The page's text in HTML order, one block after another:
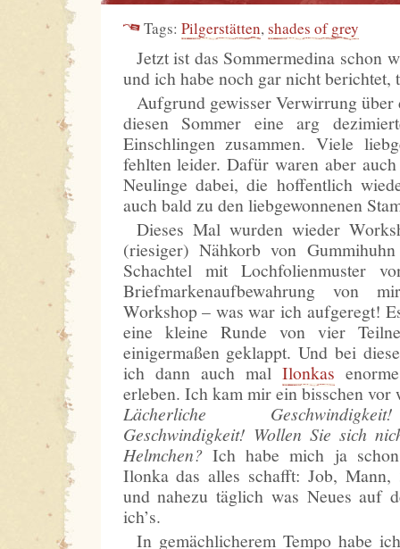
Tags: Pilgerstätten, shades of grey
Jetzt ist das Sommermedina schon
und ich habe noch gar nicht berichtet,
Aufgrund gewisser Verwirrung über
diesen Sommer eine arg
Einschlingen zusammen. Viele
fehlten leider. Dafür waren aber
Neulinge dabei, die hoffentlich
auch bald zu den liebgewonnenen
Dieses Mal wurden wieder
(riesiger) Nähkorb von
Schachtel mit Lochfolienmuster
Briefmarkenaufbewahrung von
Workshop – was war ich aufgeregt!
eine kleine Runde von vier
einigermaßen geklappt. Und bei
ich dann auch mal Ilonkas
erleben. Ich kam mir ein bisschen vor
Lächerliche
Geschwindigkeit! Wollen Sie sich
Helmchen?Ich habe mich ja
Ilonka das alles schafft: Job,
und nahezu täglich was Neues auf
ich’s.
In gemächlicherem Tempo habe